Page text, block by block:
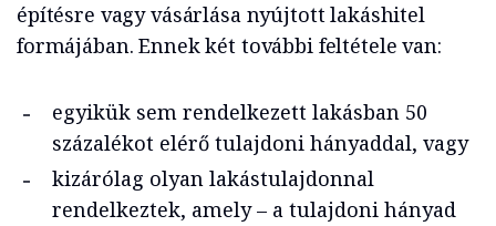
építésre vagy vásárlása nyújtott lakáshitel
formájában. Ennek két további feltétele van:
egyikük sem rendelkezett lakásban 50
százalékot elérő tulajdoni hányaddal, vagy
kizárólag olyan lakástulajdonnal
rendelkeztek, amely – a tulajdoni hányad